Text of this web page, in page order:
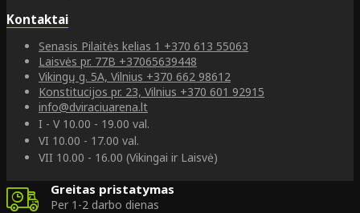
Kontaktai
Senasis Pilaitės kelias 1 +370 613 55063
Laisvės pr. 77B +37065639448
Vikingų g. 5A, Vilnius +370 662 98612
Konstitucijos pr. 23, Vilnius +370 601 92915
info@dviraciuarena.lt
I - V 10.00 - 19.00 val.
VI 10.00 - 17.00 val.
VII 10.00 - 16.00 (Vikingai ir Laisvė)
Greitas pristatymas
Per 1-2 darbo dienas